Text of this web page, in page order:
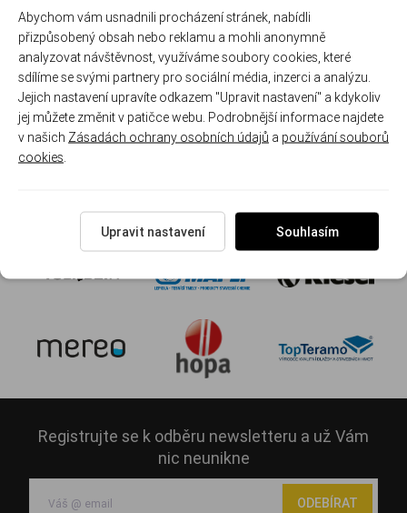
Registrujte se k odběru newsletteru a už Vám
nic neunikne
ODEBÍRAT
Abychom vám usnadnili procházení stránek, nabídli
přizpůsobený obsah nebo reklamu a mohli anonymně
analyzovat návštěvnost, využíváme soubory cookies, které
sdílíme se svými partnery pro sociální média, inzerci a analýzu.
Jejich nastavení upravíte odkazem "Upravit nastavení" a kdykoliv
jej můžete změnit v patičce webu. Podrobnější informace najdete
v našich Zásadách ochrany osobních údajů a používání souborů
cookies
Upravit nastavení Souhlasím